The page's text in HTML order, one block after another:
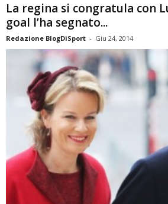
La regina si congratula con
goal l’ha segnato...
Redazione BlogDiSport - Giu 24, 2014